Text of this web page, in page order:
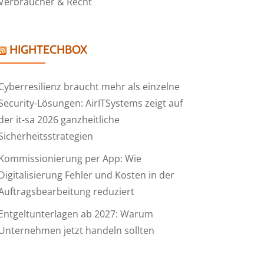
HIGHTECHBOX
braucht mehr als einzelne
Lösungen: AirITSystems zeigt auf
it-sa 2026 ganzheitliche
per App: Wie
Fehler und Kosten in der
reduziert
ab 2027: Warum
jetzt handeln sollten